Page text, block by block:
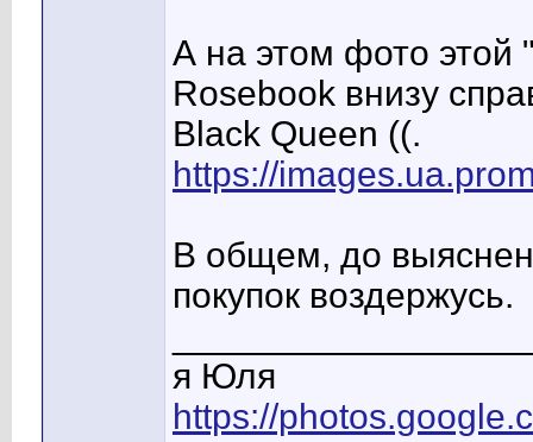
А на этом фото этой
Rosebook внизу
Black Queen ((.
https://
В общем, до
покупок воздержусь.
я Юля
https://